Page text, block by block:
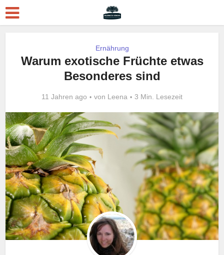
Ernährung
Warum exotische Früchte etwas
Besonderes sind
11 Jahren ago von Leena 3 Min. Lesezeit